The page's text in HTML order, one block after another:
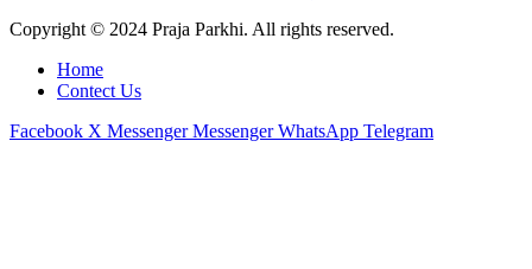
Copyright © 2024 Praja Parkhi. All rights reserved.
Home
Contect Us
Facebook X Messenger Messenger WhatsApp Telegram